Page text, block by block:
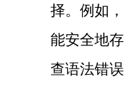
择。例如
能安全地
查语法错误